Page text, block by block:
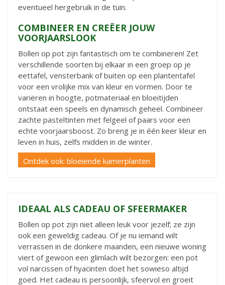
eventueel hergebruik in de tuin.
COMBINEER EN CREËER JOUW
VOORJAARSLOOK
Bollen op pot zijn fantastisch om te combineren! Zet
verschillende soorten bij elkaar in een groep op je
eettafel, vensterbank of buiten op een plantentafel
voor een vrolijke mix van kleur en vormen. Door te
variëren in hoogte, potmateriaal en bloeitijden
ontstaat een speels en dynamisch geheel. Combineer
zachte pasteltinten met felgeel of paars voor een
echte voorjaarsboost. Zo breng je in één keer kleur en
leven in huis, zelfs midden in de winter.
Ontdek ook: bloeiende kamerplanten
IDEAAL ALS CADEAU OF SFEERMAKER
Bollen op pot zijn niet alleen leuk voor jezelf; ze zijn
ook een geweldig cadeau. Of je nu iemand wilt
verrassen in de donkere maanden, een nieuwe woning
viert of gewoon een glimlach wilt bezorgen: een pot
vol narcissen of hyacinten doet het sowieso altijd
goed. Het cadeau is persoonlijk, sfeervol en groeit